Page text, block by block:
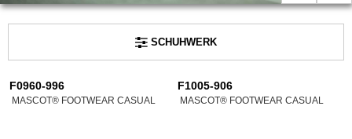
SCHUHWERK
F0960-996
MASCOT® FOOTWEAR CASUAL
F1005-906
MASCOT® FOOTWEAR CASUAL